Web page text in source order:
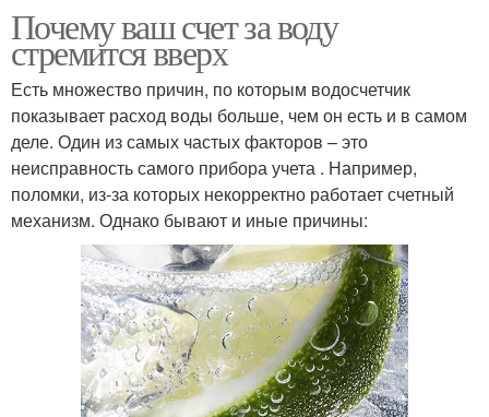
Почему ваш счет за воду
стремится вверх
Есть множество причин, по которым водосчетчик
показывает расход воды больше, чем он есть и в самом
деле. Один из самых частых факторов – это
неисправность самого прибора учета . Например,
поломки, из-за которых некорректно работает счетный
механизм. Однако бывают и иные причины: